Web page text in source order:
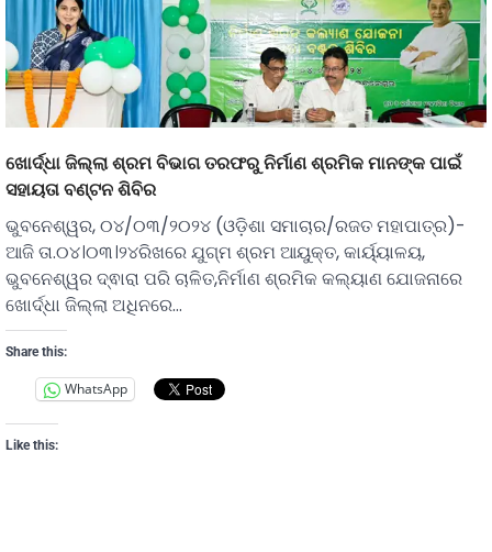
ଖୋର୍ଦ୍ଧା ଜିଲ୍ଲା ଶ୍ରମ ବିଭାଗ ତରଫରୁ ନିର୍ମାଣ ଶ୍ରମିକ ମାନଙ୍କ ପାଇଁ
ସହାୟତା ବଣ୍ଟନ ଶିବିର
ଭୁବନେଶ୍ୱର, ୦୪/୦୩/୨୦୨୪ (ଓଡ଼ିଶା ସମାଚାର/ରଜତ ମହାପାତ୍ର)-
ଆଜି ତା.୦୪।୦୩।୨୪ରିଖରେ ଯୁଗ୍ମ ଶ୍ରମ ଆୟୁକ୍ତ, କାର୍ୟ୍ୟାଳୟ,
ଭୁବନେଶ୍ୱର ଦ୍ଵାରା ପରି ଚାଳିତ,ନିର୍ମାଣ ଶ୍ରମିକ କଲ୍ୟାଣ ଯୋଜନାରେ
ଖୋର୍ଦ୍ଧା ଜିଲ୍ଲା ଅଧିନରେ…
Share this:
WhatsApp
Like this: